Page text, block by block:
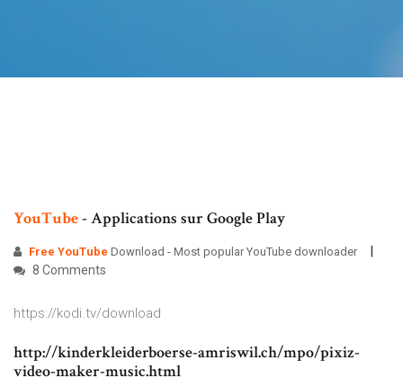
YouTube- Applications sur Google Play
Free YouTube Download - Most popular YouTube downloader
8 Comments
https://kodi.tv/download
http://kinderkleiderboerse-amriswil.ch/mpo/pixiz-
video-maker-music.html